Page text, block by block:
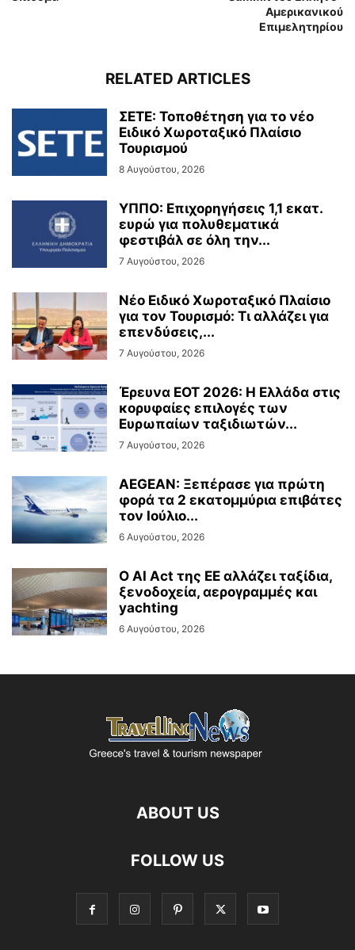
Αμερικανικού
Επιμελητηρίου
RELATED ARTICLES
ΣΕΤΕ: Τοποθέτηση για το νέο
Ειδικό Χωροταξικό Πλαίσιο
Τουρισμού
8 Αυγούστου, 2026
ΥΠΠΟ: Επιχορηγήσεις 1,1 εκατ.
ευρώ για πολυθεματικά
φεστιβάλ σε όλη την...
7 Αυγούστου, 2026
Νέο Ειδικό Χωροταξικό Πλαίσιο
για τον Τουρισμό: Τι αλλάζει για
επενδύσεις,...
7 Αυγούστου, 2026
Έρευνα ΕΟΤ 2026: Η Ελλάδα στις
κορυφαίες επιλογές των
Ευρωπαίων ταξιδιωτών...
7 Αυγούστου, 2026
AEGEAN: Ξεπέρασε για πρώτη
φορά τα 2 εκατομμύρια επιβάτες
τον Ιούλιο...
6 Αυγούστου, 2026
Ο AI Act της ΕΕ αλλάζει ταξίδια,
ξενοδοχεία, αερογραμμές και
yachting
6 Αυγούστου, 2026
ABOUT US
FOLLOW US